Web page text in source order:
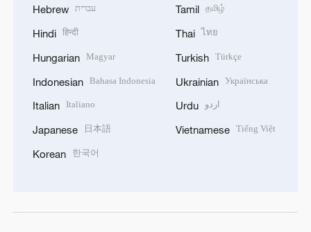
Hebrew עברית
Hindi हिन्दी
Hungarian Magyar
Indonesian Bahasa Indonesia
Italian Italiano
Japanese 日本語
Korean 한국어
Tamil தமிழ்
Thai ไทย
Turkish Türkçe
Ukrainian Українська
Urdu اردو
Vietnamese Tiếng Việt